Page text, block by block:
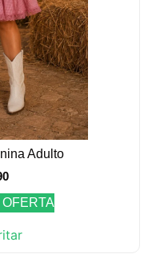
Adulto